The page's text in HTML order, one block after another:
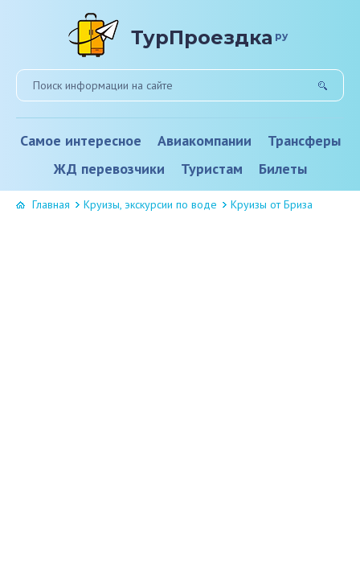
ТурПроездка ру
Самое интересное Авиакомпании
Трансферы
ЖД перевозчики
Туристам Билеты
Главная Круизы, экскурсии по воде Круизы от Бриза